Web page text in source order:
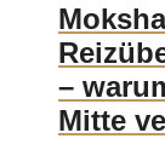
–
Mitte